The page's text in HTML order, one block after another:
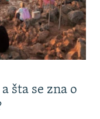
šta se zna o